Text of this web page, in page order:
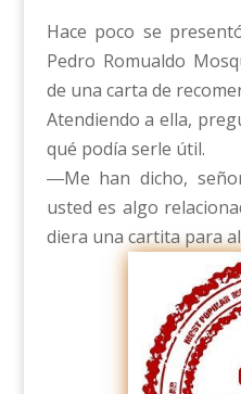
Hace poco se
Pedro Romualdo
de una carta de
Atendiendo a ella,
qué podía serle útil.
―Me han dicho,
usted es algo
diera una cartita para